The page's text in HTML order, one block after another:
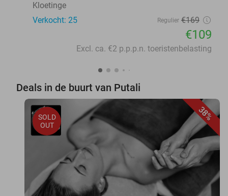
Kloetinge
Verkocht: 25
Regulier €169
€109
Excl. ca. €2 p.p.p.n. toeristenbelasting
Deals in de buurt van Putali
38%
SOLD
OUT